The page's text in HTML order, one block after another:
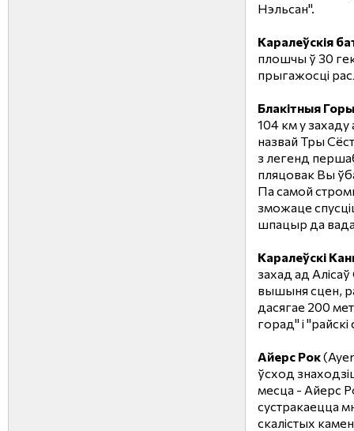
Нэльсан".
Каралеўскія
плошчы ў 30
прыгажосці
Блакітныя Горы
104 км у захаду
назвай Тры
з легенд
пляцовак Вы
Па самой
зможаце
шпацыр да
Каралеўскі
захад ад
вышыня сцен,
дасягае 200
горад" і
Айерс Рок
ўсход
месца - Айерс
сустракаецца
скалістых